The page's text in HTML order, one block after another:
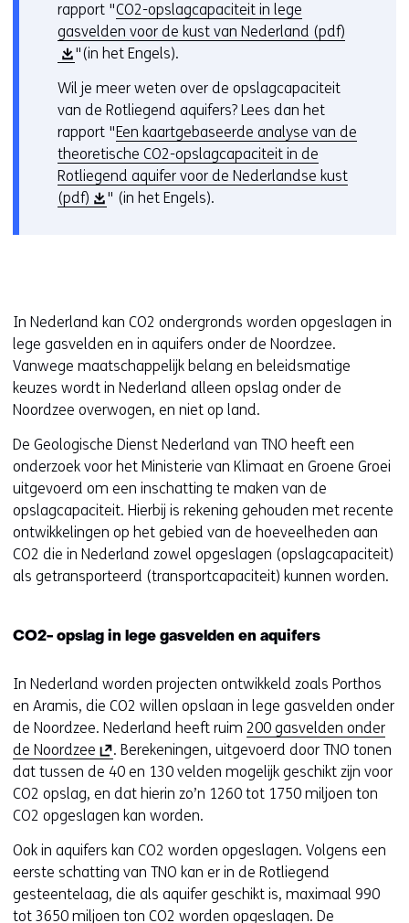
rapport "CO2-opslagcapaciteit in lege
gasvelden voor de kust van Nederland (pdf)
t
n
v
n
r
)
"(in het Engels).
Wil je meer weten over de opslagcapaciteit
van de Rotliegend aquifers? Lees dan het
rapport " Een kaartgebaseerde analyse van de
theoretische CO2-opslagcapaciteit in de
Rotliegend aquifer voor de Nederlandse kust
(pdf)
i
n
n
i
e
u
w
v
e
n
s
t
)
" (in het Engels).
In Nederland kan CO2 ondergronds worden opgeslagen in
lege gasvelden en in aquifers onder de Noordzee.
Vanwege maatschappelijk belang en beleidsmatige
keuzes wordt in Nederland alleen opslag onder de
Noordzee overwogen, en niet op land.
De Geologische Dienst Nederland van TNO heeft een
onderzoek voor het Ministerie van Klimaat en Groene Groei
uitgevoerd om een inschatting te maken van de
opslagcapaciteit. Hierbij is rekening gehouden met recente
ontwikkelingen op het gebied van de hoeveelheden aan
CO2 die in Nederland zowel opgeslagen (opslagcapaciteit)
als getransporteerd (transportcapaciteit) kunnen worden.
CO2- opslag in lege gasvelden en aquifers
In Nederland worden projecten ontwikkeld zoals Porthos
en Aramis, die CO2 willen opslaan in lege gasvelden onder
de Noordzee. Nederland heeft ruim 200 gasvelden onder
de Noordzee (
o
p
e
t
i
n
. Berekeningen, uitgevoerd door TNO tonen
dat tussen de 40 en 130 velden mogelijk geschikt zijn voor
CO2 opslag, en dat hierin zo’n 1260 tot 1750 miljoen ton
CO2 opgeslagen kan worden.
Ook in aquifers kan CO2 worden opgeslagen. Volgens een
eerste schatting van TNO kan er in de Rotliegend
gesteentelaag, die als aquifer geschikt is, maximaal 990
tot 3650 miljoen ton CO2 worden opgeslagen. De